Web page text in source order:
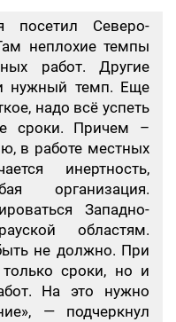
Северо-
неплохие темпы
работ. Другие
нужный темп. Еще
надо всё успеть
сроки. Причем –
в работе местных
инертность,
организация.
Западно-
областям.
не должно. При
сроки, но и
На это нужно
— подчеркнул